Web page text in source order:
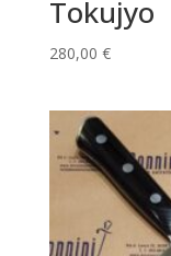
Tokujyo
280,00 €